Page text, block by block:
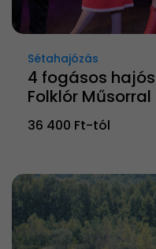
Sétahajózás
4 fogásos
Folklór Műsorral
36 400 Ft-tól